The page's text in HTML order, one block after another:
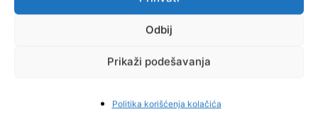
Odbij
Prikaži podešavanja
Politika korišćenja kolačića
Pinterest